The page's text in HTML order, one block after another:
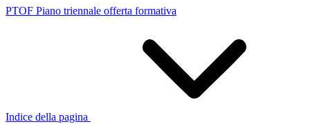
PTOF Piano triennale offerta formativa
Indice della pagina